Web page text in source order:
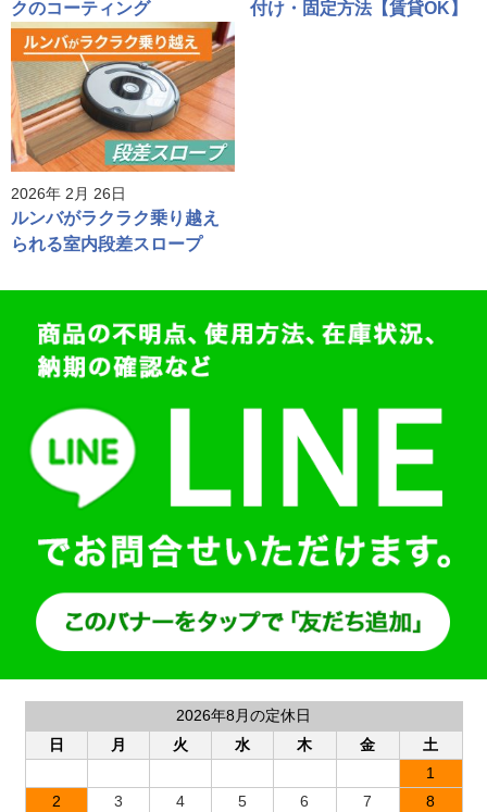
クのコーティング
付け・固定方法【賃貸OK】
2026年 2月 26日
ルンバがラクラク乗り越え
られる室内段差スロープ
2026年8月の定休日
日
月 火 水 木 金
土
1
2
3 4 5 6 7
8